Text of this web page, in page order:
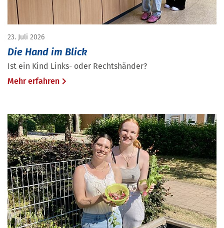
23. Juli 2026
Die Hand im Blick
Ist ein Kind Links- oder Rechtshänder?
Mehr erfahren